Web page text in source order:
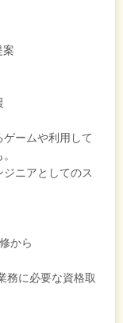
案
ームや利用して
ニアとしてのス
から
務に必要な資格取